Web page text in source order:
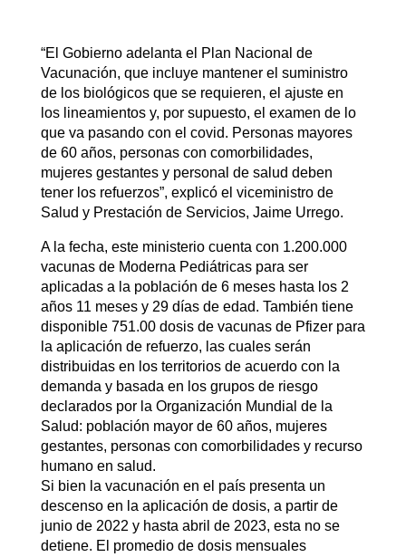
“El Gobierno adelanta el Plan Nacional de
Vacunación, que incluye mantener el suministro
de los biológicos que se requieren, el ajuste en
los lineamientos y, por supuesto, el examen de lo
que va pasando con el covid. Personas mayores
de 60 años, personas con comorbilidades,
mujeres gestantes y personal de salud deben
tener los refuerzos”, explicó el viceministro de
Salud y Prestación de Servicios, Jaime Urrego.
A la fecha, este ministerio cuenta con 1.200.000
vacunas de Moderna Pediátricas para ser
aplicadas a la población de 6 meses hasta los 2
años 11 meses y 29 días de edad. También tiene
disponible 751.00 dosis de vacunas de Pfizer para
la aplicación de refuerzo, las cuales serán
distribuidas en los territorios de acuerdo con la
demanda y basada en los grupos de riesgo
declarados por la Organización Mundial de la
Salud: población mayor de 60 años, mujeres
gestantes, personas con comorbilidades y recurso
humano en salud.
Si bien la vacunación en el país presenta un
descenso en la aplicación de dosis, a partir de
junio de 2022 y hasta abril de 2023, esta no se
detiene. El promedio de dosis mensuales